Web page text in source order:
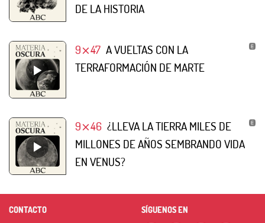
DE LA HISTORIA
9⨯47 A VUELTAS CON LA
TERRAFORMACIÓN DE MARTE
9⨯46 ¿LLEVA LA TIERRA MILES DE
MILLONES DE AÑOS SEMBRANDO VIDA
EN VENUS?
CONTACTO SÍGUENOS EN